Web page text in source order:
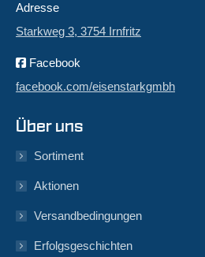
Adresse
Starkweg 3, 3754 Irnfritz
Facebook
facebook.com/eisenstarkgmbh
Über uns
Sortiment
Aktionen
Versandbedingungen
Erfolgsgeschichten